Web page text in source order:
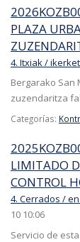
PLAZA
4. Itxiak /
Bergarako San
zuzendaritza
Categorías:
LIMITADO
CONTROL
4. Cerrados /
10 10:06
Servicio de